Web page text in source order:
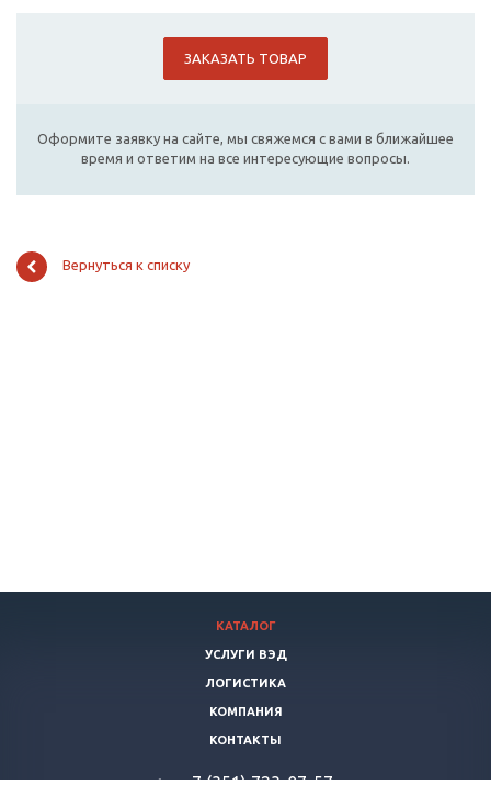
ЗАКАЗАТЬ ТОВАР
Оформите заявку на сайте, мы свяжемся с вами в ближайшее
время и ответим на все интересующие вопросы.
Вернуться к списку
КАТАЛОГ
УСЛУГИ ВЭД
ЛОГИСТИКА
КОМПАНИЯ
КОНТАКТЫ
+7 (351) 723-07-57